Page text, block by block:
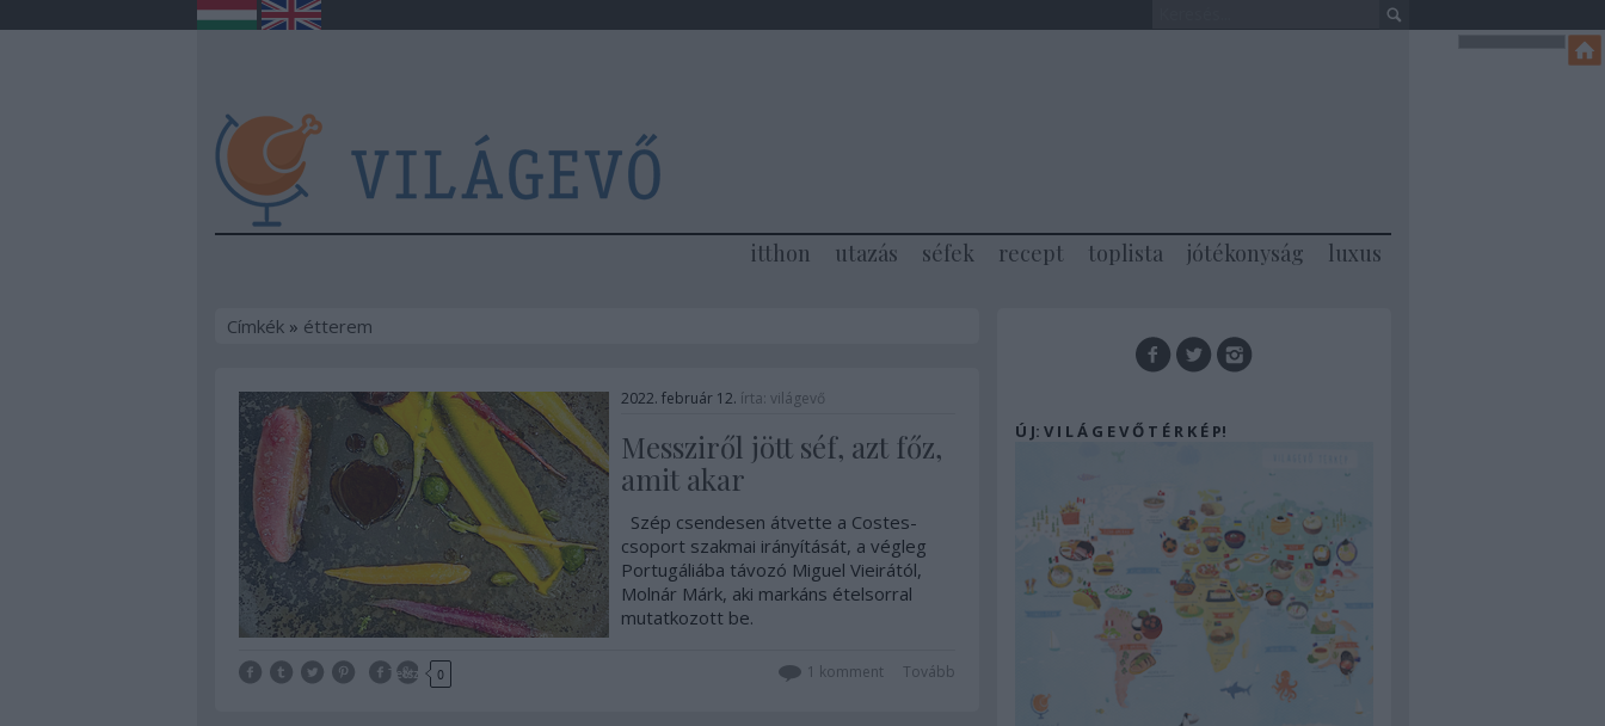
itthon utazás séfek recept toplista jótékonyság luxus
Címkék» étterem
2022. február 12. írta: világevő
Messziről jött séf, azt főz,
amit akar
Szép csendesen átvette a Costes-
csoport szakmai irányítását, a végleg
Portugáliába távozó Miguel Vieirától,
Molnár Márk, aki markáns ételsorral
mutatkozott be.
Tetszik 0 Tovább
1 komment
Ú J: V I L Á G E V Ő T É R K É P!